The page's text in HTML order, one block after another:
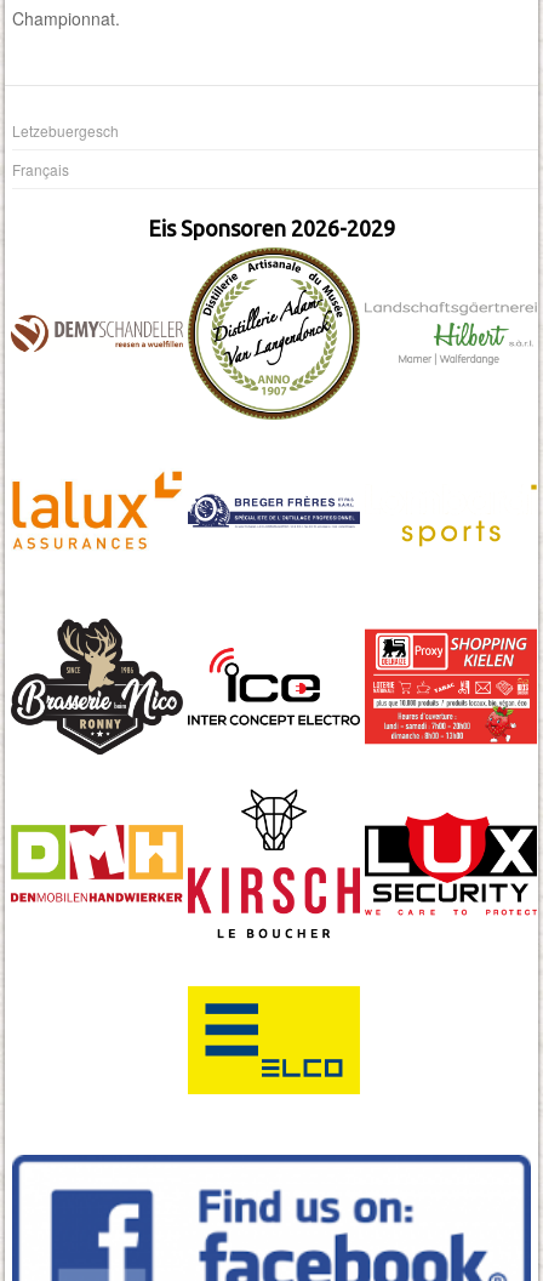
Championnat.
Letzebuergesch
Français
Eis Sponsoren 2026-2029